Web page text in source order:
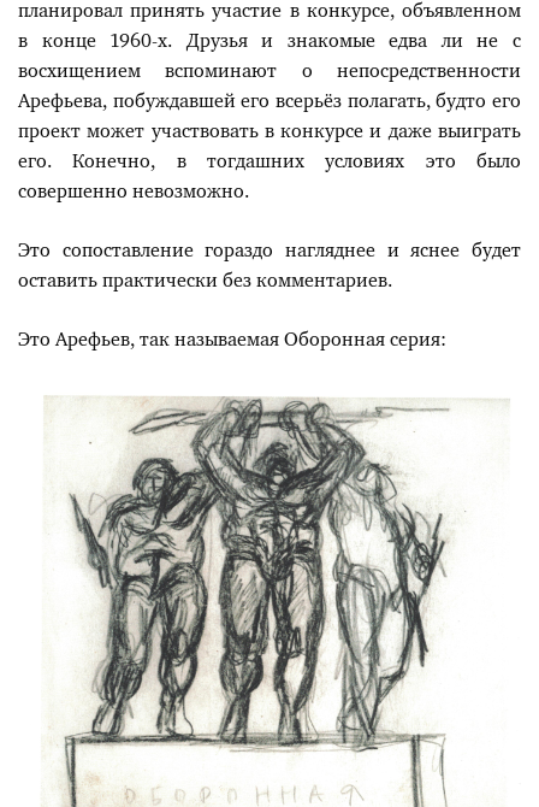
планировал принять участие в конкурсе, объявленном
в конце 1960-х. Друзья и знакомые едва ли не с
восхищением вспоминают о непосредственности
Арефьева, побуждавшей его всерьёз полагать, будто его
проект может участвовать в конкурсе и даже выиграть
его. Конечно, в тогдашних условиях это было
совершенно невозможно.
Это сопоставление гораздо нагляднее и яснее будет
оставить практически без комментариев.
Это Арефьев, так называемая Оборонная серия: